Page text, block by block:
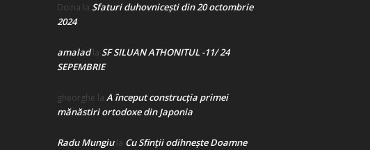
Doina la Sfaturi duhovnicești din 20 octombrie
2024
amaladla SF SILUAN ATHONITUL -11/ 24
SEPEMBRIE
gheorghe la A început construcţia primei
mănăstiri ortodoxe din Japonia
Radu Mungiula Cu Sfinții odihnește Doamne